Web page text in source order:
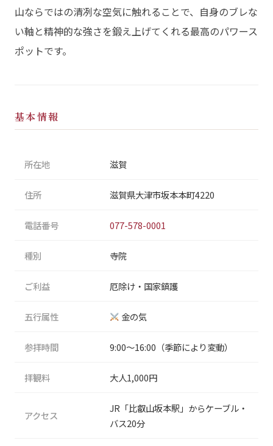
山ならではの清冽な空気に触れることで、自身のブレな
い軸と精神的な強さを鍛え上げてくれる最高のパワース
ポットです。
基本情報
所在地 滋賀
住所 滋賀県大津市坂本本町4220
電話番号 077-578-0001
種別 寺院
ご利益 厄除け・国家鎮護
五行属性 金の気
参拝時間 9:00〜16:00（季節により変動）
拝観料 大人1,000円
アクセス
JR「比叡山坂本駅」からケーブル・
バス20分